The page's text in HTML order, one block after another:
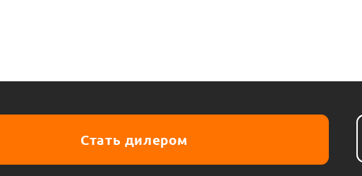
Стать дилером